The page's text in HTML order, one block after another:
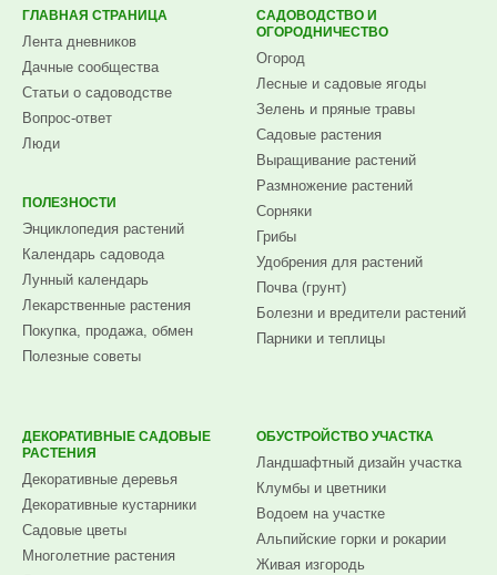
ГЛАВНАЯ СТРАНИЦА
Лента дневников
Дачные сообщества
Статьи о садоводстве
Вопрос-ответ
Люди
ПОЛЕЗНОСТИ
Энциклопедия растений
Календарь садовода
Лунный календарь
Лекарственные растения
Покупка, продажа, обмен
Полезные советы
САДОВОДСТВО И
ОГОРОДНИЧЕСТВО
Огород
Лесные и садовые ягоды
Зелень и пряные травы
Садовые растения
Выращивание растений
Размножение растений
Сорняки
Грибы
Удобрения для растений
Почва (грунт)
Болезни и вредители растений
Парники и теплицы
ДЕКОРАТИВНЫЕ САДОВЫЕ
РАСТЕНИЯ
Декоративные деревья
Декоративные кустарники
Садовые цветы
Многолетние растения
ОБУСТРОЙСТВО УЧАСТКА
Ландшафтный дизайн участка
Клумбы и цветники
Водоем на участке
Альпийские горки и рокарии
Живая изгородь